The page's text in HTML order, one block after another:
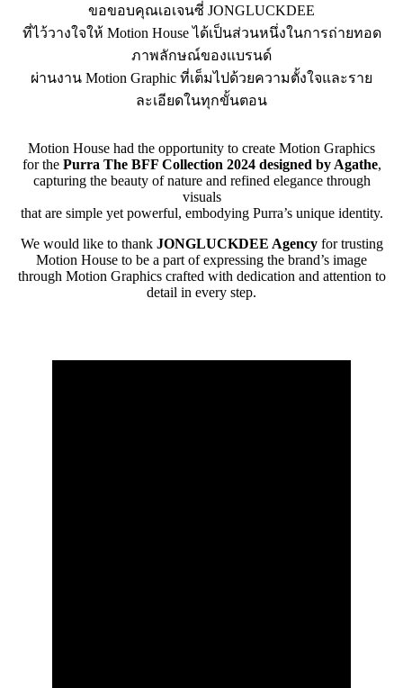
ขอขอบคุณเอเจนซี่ JONGLUCKDEE
ที่ไว้วางใจให้ Motion House ได้เป็นส่วนหนึ่งในการถ่ายทอด
ภาพลักษณ์ของแบรนด์
ผ่านงาน Motion Graphic ที่เต็มไปด้วยความตั้งใจและราย
ละเอียดในทุกขั้นตอน
Motion House had the opportunity to create Motion Graphics
for the Purra The BFF Collection 2024 designed by Agathe,
capturing the beauty of nature and refined elegance through
visuals
that are simple yet powerful, embodying Purra’s unique identity.
We would like to thank JONGLUCKDEE Agency for trusting
Motion House to be a part of expressing the brand’s image
through Motion Graphics crafted with dedication and attention to
detail in every step.